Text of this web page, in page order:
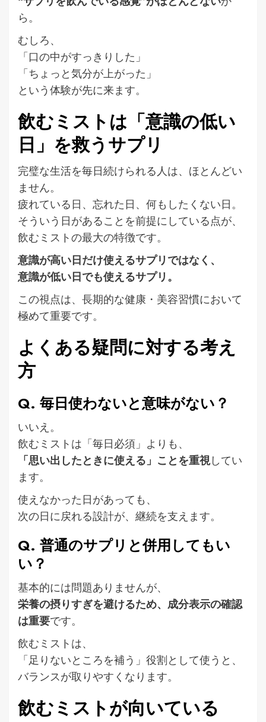
ら。
むしろ、
「口の中がすっきりした」
「ちょっと気分が上がった」
という体験が先に来ます。
飲むミストは「意識の低い
日」を救うサプリ
完璧な生活を毎日続けられる人は、ほとんどい
ません。
疲れている日、忘れた日、何もしたくない日。
そういう日があることを前提にしている点が、
飲むミストの最大の特徴です。
意識が高い日だけ使えるサプリではなく、
意識が低い日でも使えるサプリ。
この視点は、長期的な健康・美容習慣において
極めて重要です。
よくある疑問に対する考え
方
Q. 毎日使わないと意味がない？
いいえ。
飲むミストは「毎日必須」よりも、
「思い出したときに使える」ことを重視してい
ます。
使えなかった日があっても、
次の日に戻れる設計が、継続を支えます。
Q. 普通のサプリと併用してもい
い？
基本的には問題ありませんが、
栄養の摂りすぎを避けるため、成分表示の確認
は重要です。
飲むミストは、
「足りないところを補う」役割として使うと、
バランスが取りやすくなります。
飲むミストが向いている